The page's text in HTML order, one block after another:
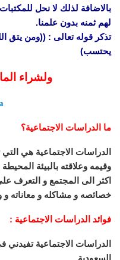
بالاضافة لذلك لا نحل
لهم ثمنه بدون علمنا.
تذكر قوله تعالى : ((ومن يتق
يحتسب)
ولشراء
ما الدراسات الاجتماعية؟
الدراسات الاجتماعية هي
وقيمه وعلاقته بالبيئة
اكثر الى المجتمع و التعرف
خصائصه و مشاكله و معاناته
فوائد الدراسات الاجتماعية :
الدراسات الاجتماعية